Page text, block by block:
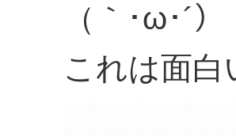
（｀･ω･´）
これは面